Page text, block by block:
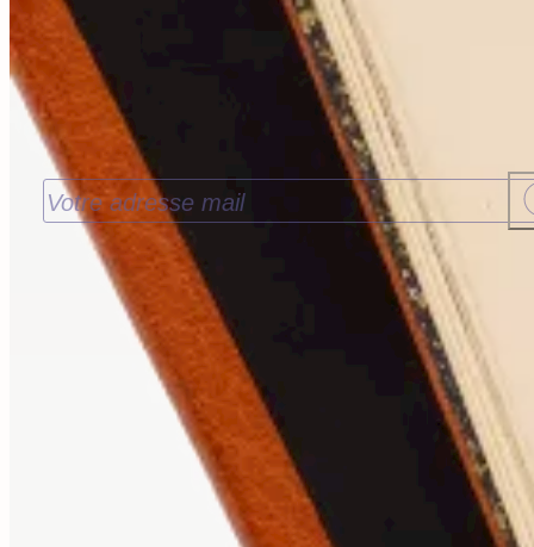
Recevoir nos nouveautés
J’accepte de recevoir les nouveautés de la
Librairie Walden par email. Pour en savoir
consultez notrepolitique de confidentialité.
9 rue de la Bretonnerie
45000 Orléans - France